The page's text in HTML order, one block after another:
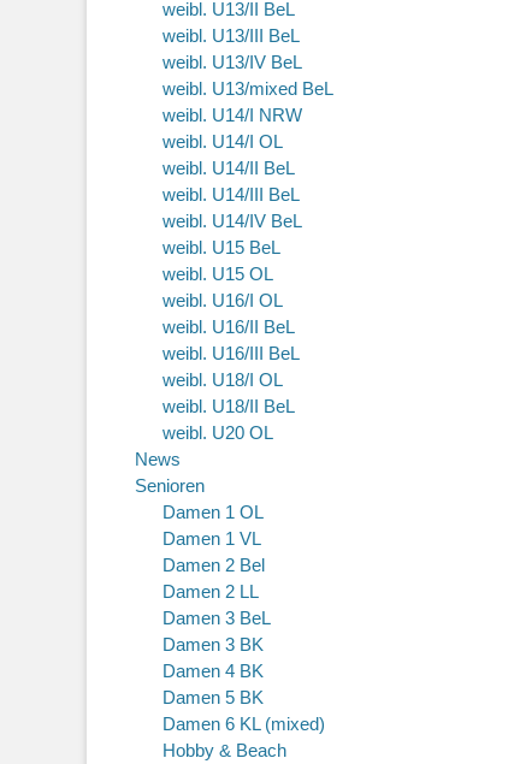
weibl. U13/II BeL
weibl. U13/III BeL
weibl. U13/IV BeL
weibl. U13/mixed BeL
weibl. U14/I NRW
weibl. U14/I OL
weibl. U14/II BeL
weibl. U14/III BeL
weibl. U14/IV BeL
weibl. U15 BeL
weibl. U15 OL
weibl. U16/I OL
weibl. U16/II BeL
weibl. U16/III BeL
weibl. U18/I OL
weibl. U18/II BeL
weibl. U20 OL
News
Senioren
Damen 1 OL
Damen 1 VL
Damen 2 Bel
Damen 2 LL
Damen 3 BeL
Damen 3 BK
Damen 4 BK
Damen 5 BK
Damen 6 KL (mixed)
Hobby & Beach